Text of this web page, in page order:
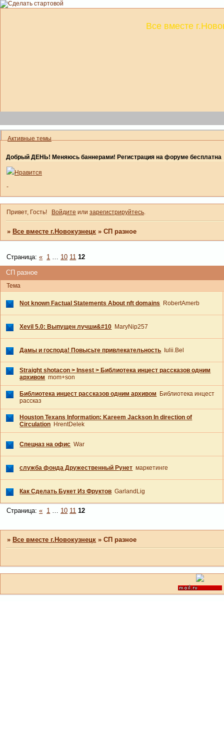
Все вместе
Активные темы
Добрый ДЕНЬ! Меняюсь баннерами! Регистрация на форуме бесплатна
Нравится
-
Привет, Гость! Войдите или зарегистрируйтесь.
»Все вместе г.Новокузнецк »СП разное
СП разное
Страница:« 1 … 10 11 12
Тема
Not known Factual Statements About nft domains RobertAmerb
Xevil 5.0: Выпущен лучши&#10 MaryNip257
Дамы и господа! Повысьте привлекательность Iulii.Bel
Straight shotacon > Insest > Библиотека инцест рассказов одним
архивом mom+son
Библиотека инцест рассказов одним архивом
Библиотека инцест
рассказ
Houston Texans Information: Kareem Jackson In direction of
Circulation HrentDelek
Спецназ на офис War
служба фонда Дружественный Рунет маркетинге
Как Сделать Букет Из Фруктов GarlandLig
Страница:« 1 … 10 11 12
»Все вместе г.Новокузнецк »СП разное